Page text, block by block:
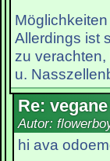
Allerdings ist
zu
u.
Re:
Autor:
hi ava